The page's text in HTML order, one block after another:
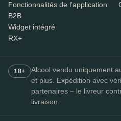
Fonctionnalités de l'application
B2B
Widget intégré
RX+
18+
Alcool vendu uniquement
et plus. Expédition avec
partenaires – le livreur
livraison.